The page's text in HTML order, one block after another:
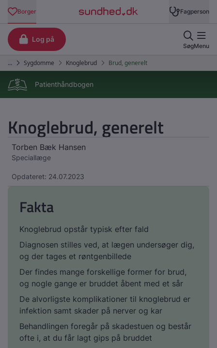
Patienthåndbogen
Knoglebrud, generelt
Torben Bæk Hansen
Speciallæge
Opdateret: 24.07.2023
Fakta
Knoglebrud opstår typisk efter fald
Diagnosen stilles ved, at lægen undersøger dig,
og der tages et røntgenbillede
Der findes mange forskellige former for brud,
og nogle gange er bruddet åbent med et sår
De alvorligste komplikationer til knoglebrud er
infektion samt skader på nerver og kar
Behandlingen foregår på skadestuen og består
ofte i, at du får lagt gips på bruddet